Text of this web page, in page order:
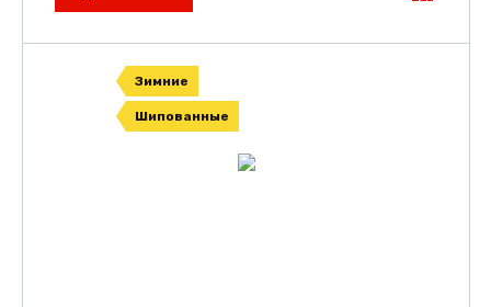
Зимние
Шипованные